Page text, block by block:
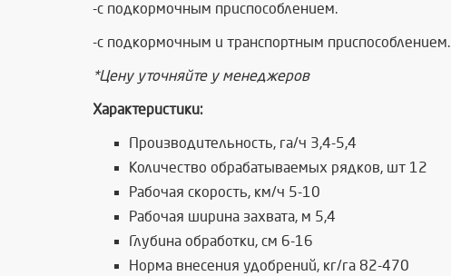
-с подкормочным приспособлением.
-с подкормочным и транспортным приспособлением.
*Цену уточняйте у менеджеров
Характеристики:
Производительность, га/ч 3,4-5,4
Количество обрабатываемых рядков, шт 12
Рабочая скорость, км/ч 5-10
Рабочая ширина захвата, м 5,4
Глубина обработки, см 6-16
Норма внесения удобрений, кг/га 82-470